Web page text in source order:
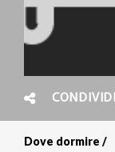
CONDIVIDI
Dove dormire